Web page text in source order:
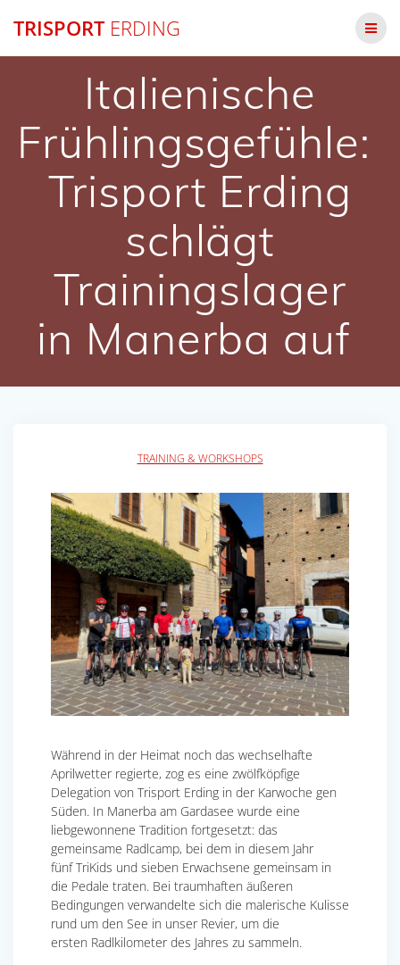
TRISPORTERDING
Italienische
Frühlingsgefühle:
Trisport Erding
schlägt
Trainingslager
in Manerba auf
TRAINING & WORKSHOPS
Während in der Heimat noch das wechselhafte
Aprilwetter regierte, zog es eine zwölfköpfige
Delegation von Trisport Erding in der Karwoche gen
Süden. In Manerba am Gardasee wurde eine
liebgewonnene Tradition fortgesetzt: das
gemeinsame Radlcamp, bei dem in diesem Jahr
fünf TriKids und sieben Erwachsene gemeinsam in
die Pedale traten. Bei traumhaften äußeren
Bedingungen verwandelte sich die malerische Kulisse
rund um den See in unser Revier, um die
ersten Radlkilometer des Jahres zu sammeln.